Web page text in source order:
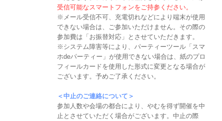
受信可能なスマートフォンをご持参ください。
※メール受信不可、充電切れなどにより端末が使用
できない場合は、ご参加いただけません。その際の
参加費は「お振替対応」とさせていただきます。
※システム障害等により、パーティーツール「スマ
ホdeパーティー」が使用できない場合は、紙のプロ
フィールカードを使用した形式に変更となる場合が
ございます。予めご了承ください。
＜中止のご連絡について＞
参加人数や会場の都合により、やむを得ず開催を中
止とさせていただく場合がございます。中止の際